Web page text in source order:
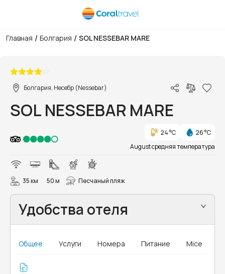
Главная / Болгария / SOL NESSEBAR MARE
Болгария, Несебр (Nessebar)
SOL NESSEBAR MARE
24 °C
26 °C
August средняя температура
35 км 50 м Песчаный пляж
Удобства отеля
Общее Услуги Номера Питание Mice